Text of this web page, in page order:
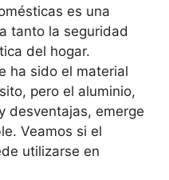
es una
tanto la seguridad
del hogar.
ha sido el material
pero el aluminio,
desventajas, emerge
Veamos si el
utilizarse en